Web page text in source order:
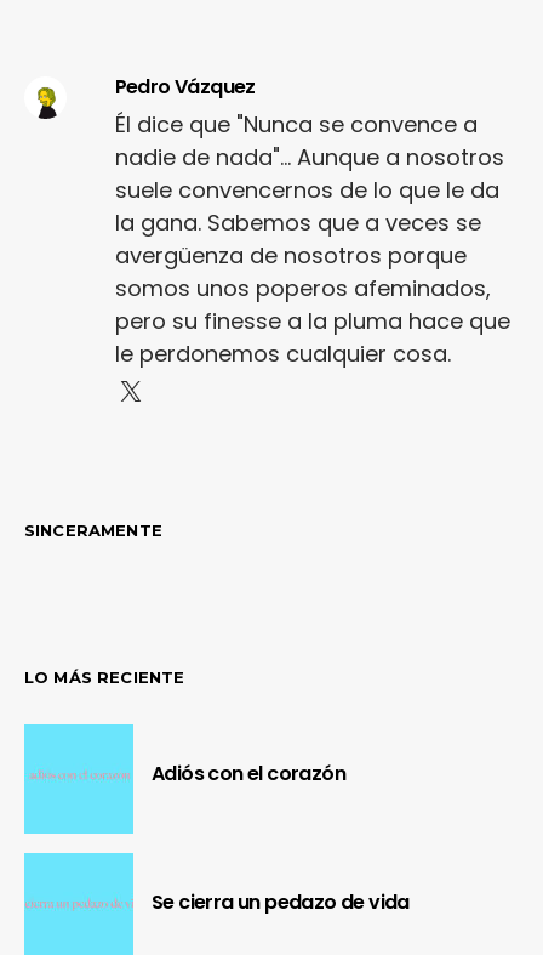
Pedro Vázquez
Él dice que "Nunca se convence a
nadie de nada"... Aunque a nosotros
suele convencernos de lo que le da
la gana. Sabemos que a veces se
avergüenza de nosotros porque
somos unos poperos afeminados,
pero su finesse a la pluma hace que
le perdonemos cualquier cosa.
SINCERAMENTE
LO MÁS RECIENTE
Adiós con el corazón
Se cierra un pedazo de vida